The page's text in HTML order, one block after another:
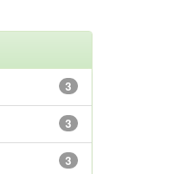
3
3
3